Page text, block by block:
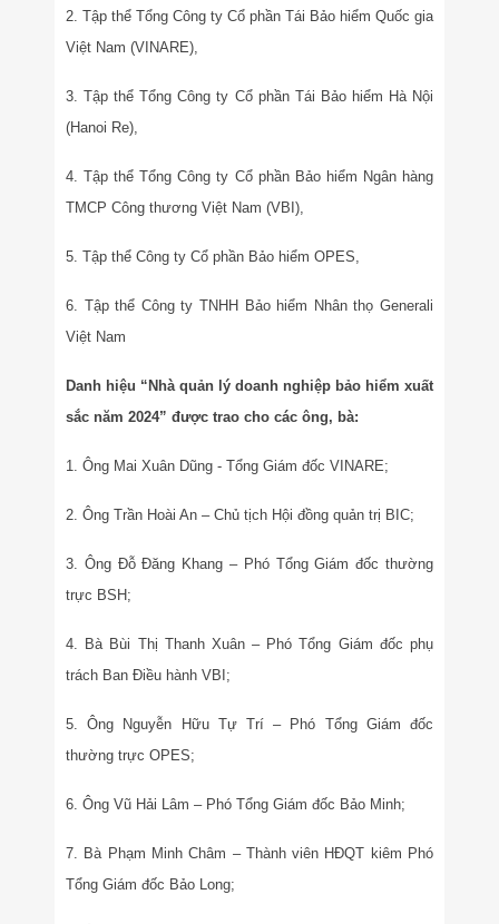
2. Tập thể Tổng Công ty Cổ phần Tái Bảo hiểm Quốc gia
Việt Nam (VINARE),
3. Tập thể Tổng Công ty Cổ phần Tái Bảo hiểm Hà Nội
(Hanoi Re),
4. Tập thể Tổng Công ty Cổ phần Bảo hiểm Ngân hàng
TMCP Công thương Việt Nam (VBI),
5. Tập thể Công ty Cổ phần Bảo hiểm OPES,
6. Tập thể Công ty TNHH Bảo hiểm Nhân thọ Generali
Việt Nam
Danh hiệu “Nhà quản lý doanh nghiệp bảo hiểm xuất
sắc năm 2024” được trao cho các ông, bà:
1. Ông Mai Xuân Dũng - Tổng Giám đốc VINARE;
2. Ông Trần Hoài An – Chủ tịch Hội đồng quản trị BIC;
3. Ông Đỗ Đăng Khang – Phó Tổng Giám đốc thường
trực BSH;
4. Bà Bùi Thị Thanh Xuân – Phó Tổng Giám đốc phụ
trách Ban Điều hành VBI;
5. Ông Nguyễn Hữu Tự Trí – Phó Tổng Giám đốc
thường trực OPES;
6. Ông Vũ Hải Lâm – Phó Tổng Giám đốc Bảo Minh;
7. Bà Phạm Minh Châm – Thành viên HĐQT kiêm Phó
Tổng Giám đốc Bảo Long;